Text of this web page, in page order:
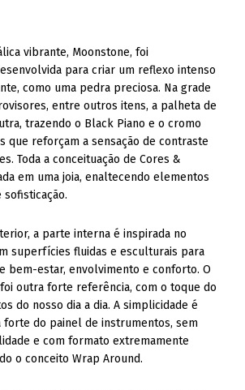
vibrante, Moonstone, foi
para criar um reflexo intenso
como uma pedra preciosa. Na grade
entre outros itens, a palheta de
trazendo o Black Piano e o cromo
que reforçam a sensação de contraste
Toda a conceituação de Cores &
em uma joia, enaltecendo elementos
a parte interna é inspirada no
superfícies fluidas e esculturais para
bem-estar, envolvimento e conforto. O
outra forte referência, com o toque do
do nosso dia a dia. A simplicidade é
forte do painel de instrumentos, sem
e com formato extremamente
o conceito Wrap Around.